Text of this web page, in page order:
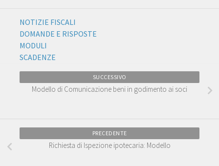
NOTIZIE FISCALI
DOMANDE E RISPOSTE
MODULI
SCADENZE
SUCCESSIVO
Modello di Comunicazione beni in godimento ai soci
PRECEDENTE
Richiesta di Ispezione ipotecaria: Modello